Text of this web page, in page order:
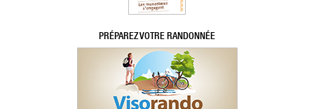
PRÉPAREZ VOTRE RANDONNÉE